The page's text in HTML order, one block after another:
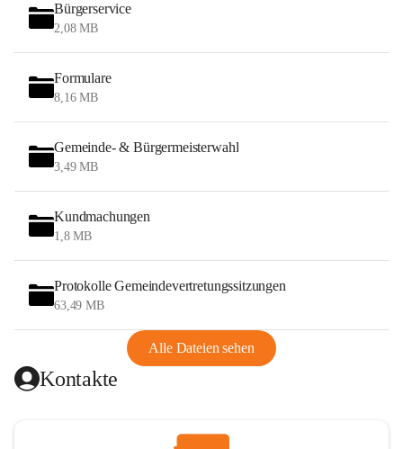
Bürgerservice
2,08 MB
Formulare
8,16 MB
Gemeinde- & Bürgermeisterwahl
3,49 MB
Kundmachungen
1,8 MB
Protokolle Gemeindevertretungssitzungen
63,49 MB
Alle Dateien sehen
Kontakte